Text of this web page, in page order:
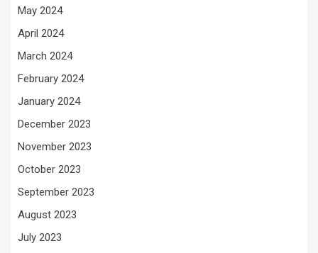
May 2024
April 2024
March 2024
February 2024
January 2024
December 2023
November 2023
October 2023
September 2023
August 2023
July 2023